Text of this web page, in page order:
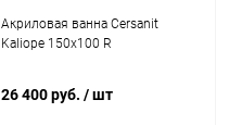
Акриловая ванна Cersanit
Kaliope 150x100 R
26 400 руб. / шт